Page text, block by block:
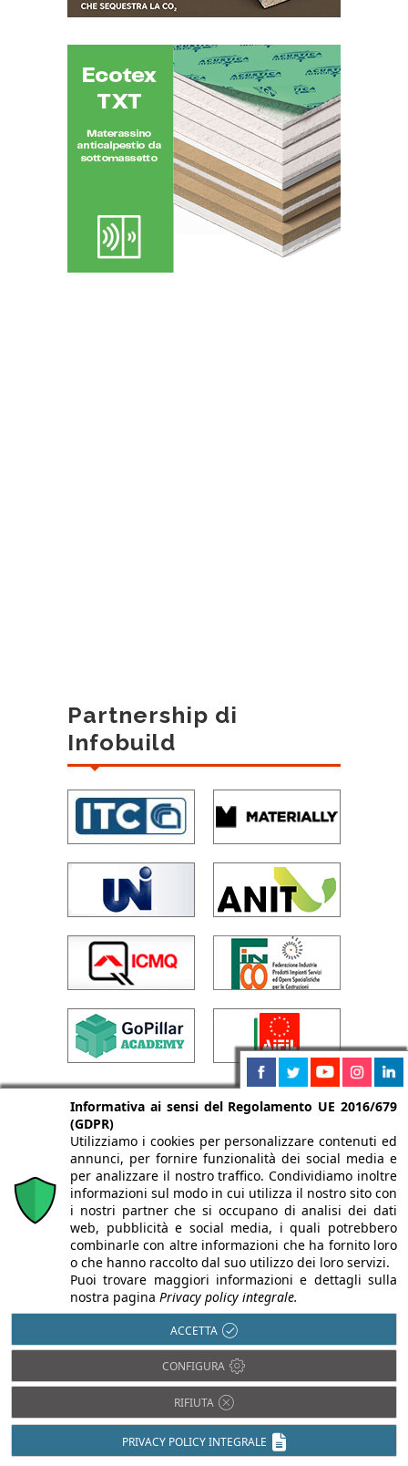
Partnership di
Infobuild
Informativa ai sensi del Regolamento UE 2016/679
(GDPR)
Utilizziamo i cookies per personalizzare contenuti ed
annunci, per fornire funzionalità dei social media e
per analizzare il nostro traffico. Condividiamo inoltre
informazioni sul modo in cui utilizza il nostro sito con
i nostri partner che si occupano di analisi dei dati
web, pubblicità e social media, i quali potrebbero
combinarle con altre informazioni che ha fornito loro
o che hanno raccolto dal suo utilizzo dei loro servizi.
Puoi trovare maggiori informazioni e dettagli sulla
nostra pagina Privacy policy integrale.
ACCETTA
CONFIGURA
RIFIUTA
PRIVACY POLICY INTEGRALE